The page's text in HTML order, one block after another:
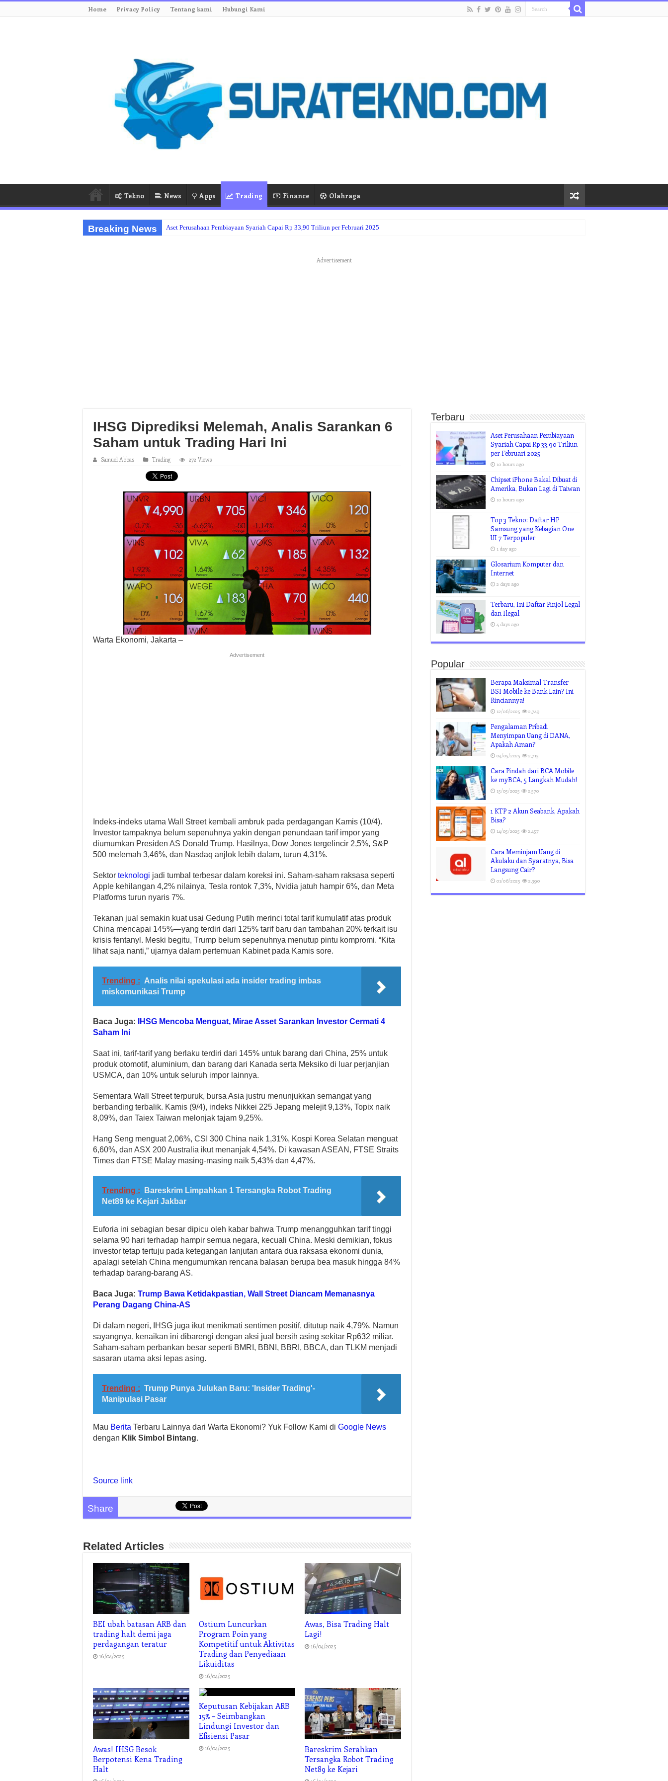
Home Privacy Policy Tentang kami Hubungi Kami
Tekno News Apps Trading Finance Olahraga
Breaking News Aset Perusahaan Pembiayaan Syariah Capai Rp 33,90 Triliun per Februari 2025
Advertisement
IHSG Diprediksi Melemah, Analis Sarankan 6
Saham untuk Trading Hari Ini
Samuel Abbas Trading 272 Views
Warta Ekonomi, Jakarta –
Advertisement
Indeks-indeks utama Wall Street kembali ambruk pada perdagangan Kamis (10/4).
Investor tampaknya belum sepenuhnya yakin dengan penundaan tarif impor yang
diumumkan Presiden AS Donald Trump. Hasilnya, Dow Jones tergelincir 2,5%, S&P
500 melemah 3,46%, dan Nasdaq anjlok lebih dalam, turun 4,31%.
Sektor teknologi jadi tumbal terbesar dalam koreksi ini. Saham-saham raksasa seperti
Apple kehilangan 4,2% nilainya, Tesla rontok 7,3%, Nvidia jatuh hampir 6%, dan Meta
Platforms turun nyaris 7%.
Tekanan jual semakin kuat usai Gedung Putih merinci total tarif kumulatif atas produk
China mencapai 145%—yang terdiri dari 125% tarif baru dan tambahan 20% terkait isu
krisis fentanyl. Meski begitu, Trump belum sepenuhnya menutup pintu kompromi. “Kita
lihat saja nanti,” ujarnya dalam pertemuan Kabinet pada Kamis sore.
Trending : Analis nilai spekulasi ada insider trading imbas
miskomunikasi Trump
Baca Juga:
IHSG Mencoba Menguat, Mirae Asset Sarankan Investor Cermati 4
Saham Ini
Saat ini, tarif-tarif yang berlaku terdiri dari 145% untuk barang dari China, 25% untuk
produk otomotif, aluminium, dan barang dari Kanada serta Meksiko di luar perjanjian
USMCA, dan 10% untuk seluruh impor lainnya.
Sementara Wall Street terpuruk, bursa Asia justru menunjukkan semangat yang
berbanding terbalik. Kamis (9/4), indeks Nikkei 225 Jepang melejit 9,13%, Topix naik
8,09%, dan Taiex Taiwan melonjak tajam 9,25%.
Hang Seng menguat 2,06%, CSI 300 China naik 1,31%, Kospi Korea Selatan menguat
6,60%, dan ASX 200 Australia ikut menanjak 4,54%. Di kawasan ASEAN, FTSE Straits
Times dan FTSE Malay masing-masing naik 5,43% dan 4,47%.
Trending :
Bareskrim Limpahkan 1 Tersangka Robot Trading
Net89 ke Kejari Jakbar
Euforia ini sebagian besar dipicu oleh kabar bahwa Trump menangguhkan tarif tinggi
selama 90 hari terhadap hampir semua negara, kecuali China. Meski demikian, fokus
investor tetap tertuju pada ketegangan lanjutan antara dua raksasa ekonomi dunia,
apalagi setelah China mengumumkan rencana balasan berupa bea masuk hingga 84%
terhadap barang-barang AS.
Baca Juga: Trump Bawa Ketidakpastian, Wall Street Diancam Memanasnya
Perang Dagang China-AS
Di dalam negeri, IHSG juga ikut menikmati sentimen positif, ditutup naik 4,79%. Namun
sayangnya, kenaikan ini dibarengi dengan aksi jual bersih asing sekitar Rp632 miliar.
Saham-saham perbankan besar seperti BMRI, BBNI, BBRI, BBCA, dan TLKM menjadi
sasaran utama aksi lepas asing.
Trending : Trump Punya Julukan Baru: 'Insider Trading'-
Manipulasi Pasar
Mau Berita Terbaru Lainnya dari Warta Ekonomi? Yuk Follow Kami di Google News
dengan Klik Simbol Bintang.
Source link
Share
Related Articles
BEI ubah batasan ARB dan
trading halt demi jaga
perdagangan teratur
16/04/2025
Ostium Luncurkan
Program Poin yang
Kompetitif untuk Aktivitas
Trading dan Penyediaan
Likuiditas
16/04/2025
Awas, Bisa Trading Halt
Lagi!
16/04/2025
Awas! IHSG Besok
Berpotensi Kena Trading
Halt
Keputusan Kebijakan ARB
15% – Seimbangkan
Lindungi Investor dan
Efisiensi Pasar
16/04/2025
Bareskrim Serahkan
Tersangka Robot Trading
Net89 ke Kejari
Terbaru
Aset Perusahaan Pembiayaan
Syariah Capai Rp 33,90 Triliun
per Februari 2025
10 hours ago
Chipset iPhone Bakal Dibuat di
Amerika, Bukan Lagi di Taiwan
10 hours ago
Top 3 Tekno: Daftar HP
Samsung yang Kebagian One
UI 7 Terpopuler
1 day ago
Glosarium Komputer dan
Internet
2 days ago
Terbaru, Ini Daftar Pinjol Legal
dan Ilegal
4 days ago
Popular
Berapa Maksimal Transfer
BSI Mobile ke Bank Lain? Ini
Rinciannya!
12/06/2025 2,749
Pengalaman Pribadi
Menyimpan Uang di DANA,
Apakah Aman?
04/05/2025 2,715
Cara Pindah dari BCA Mobile
ke myBCA, 5 Langkah Mudah!
15/05/2025 2,570
1 KTP 2 Akun Seabank, Apakah
Bisa?
14/05/2025 2,457
Cara Meminjam Uang di
Akulaku dan Syaratnya, Bisa
Langsung Cair?
01/06/2025 2,390